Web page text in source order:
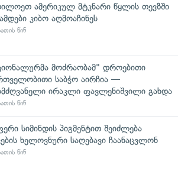
ამერიკულ მტკნარი წყლის თევზში
კიბო აღმოაჩინეს
წინ
მოძრაობამ" დროებითი
საბჭო აირჩია —
ირაკლი ფავლენიშვილი გახდა
წინ
სიმინდის პიგმენტით შეიძლება
ხელოვნური საღებავი ჩაანაცვლონ
წინ